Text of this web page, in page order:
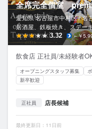
全席完全個室
愛知県 名古屋市中村区 / 名
居酒屋、鉄板焼き、ステー
3.32 ～￥
飲食店 正社員/未経験者
オープニングスタッフ募集
新卒歓迎
正社員 店長候補
最終更新日：11日前